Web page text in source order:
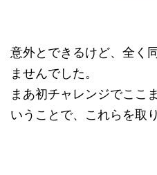
意外とできるけど、全く
ませんでした。
まあ初チャレンジでここ
いうことで、これらを取